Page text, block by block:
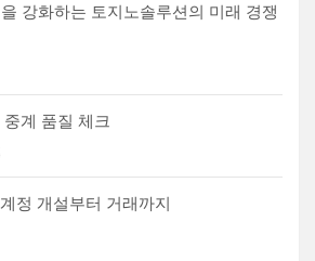
강화하는 토지노솔루션의 미래 경쟁
계 품질 체크
정 개설부터 거래까지